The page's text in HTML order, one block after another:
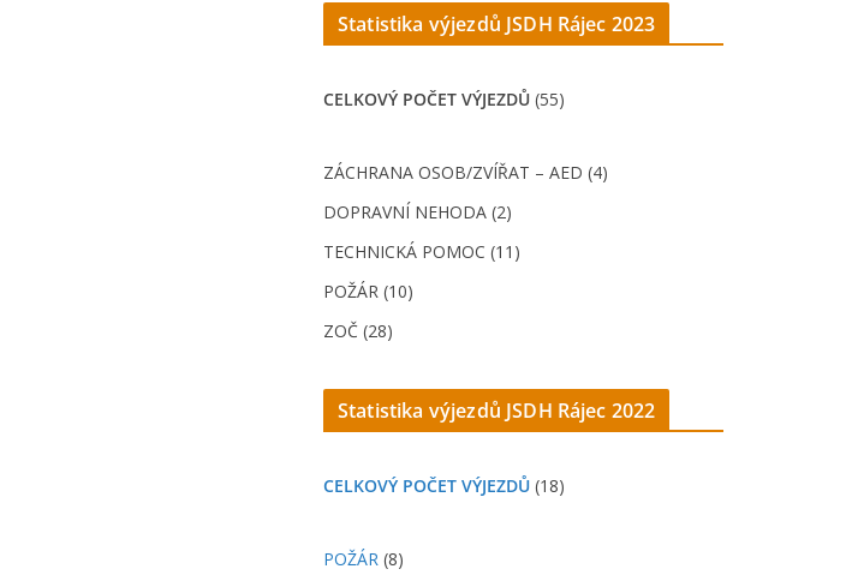
Statistika výjezdů JSDH Rájec 2023
CELKOVÝ POČET VÝJEZDŮ (55)
ZÁCHRANA OSOB/ZVÍŘAT – AED (4)
DOPRAVNÍ NEHODA (2)
TECHNICKÁ POMOC (11)
POŽÁR (10)
ZOČ (28)
Statistika výjezdů JSDH Rájec 2022
CELKOVÝ POČET VÝJEZDŮ (18)
POŽÁR (8)